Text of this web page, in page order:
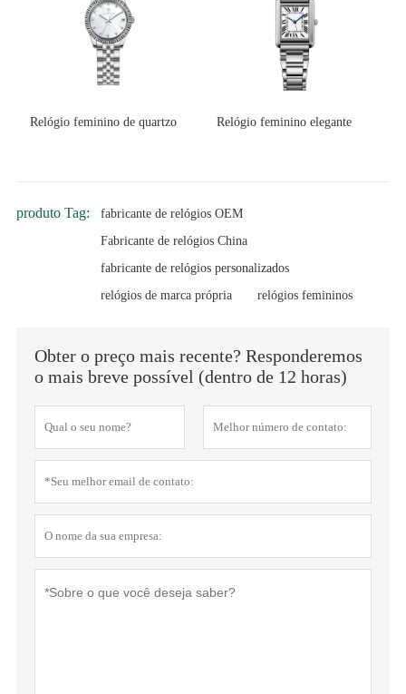
Relógio feminino de quartzo Relógio feminino elegante
produto Tag:
fabricante de relógios OEM
Fabricante de relógios China
fabricante de relógios personalizados
relógios de marca própria
relógios femininos
Obter o preço mais recente? Responderemos
o mais breve possível (dentro de 12 horas)